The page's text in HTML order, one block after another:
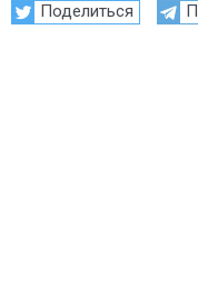
Поделиться